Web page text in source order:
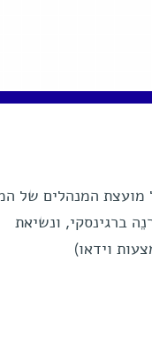
מכון ויצמן למדע הוכתרו, במסגרת המושב השנתי ה- 64 של מועצת
ברגינסקי, ונשיאת
וידאו)